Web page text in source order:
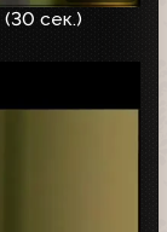
сек.)